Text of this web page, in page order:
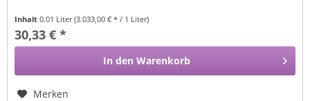
Inhalt0.01 Liter(3.033,00 € * / 1 Liter)
30,33 € *
In den Warenkorb
Merken